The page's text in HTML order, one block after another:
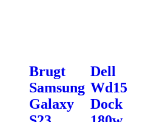
Brugt
Samsung
Galaxy
Dell
Wd15
Dock